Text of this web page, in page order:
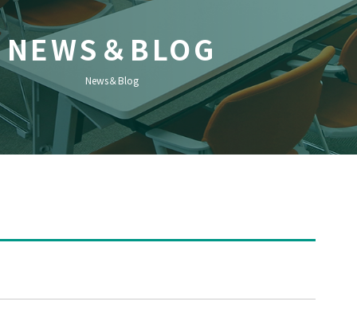
NEWS＆BLOG
News＆Blog